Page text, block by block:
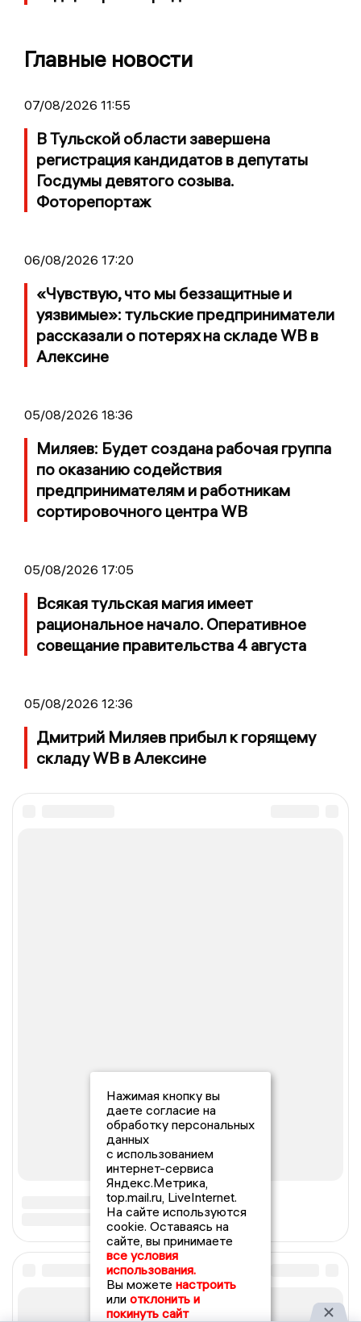
Главные новости
07/08/2026 11:55
В Тульской области завершена
регистрация кандидатов в депутаты
Госдумы девятого созыва.
Фоторепортаж
06/08/2026 17:20
«Чувствую, что мы беззащитные и
уязвимые»: тульские предприниматели
рассказали о потерях на складе WB в
Алексине
05/08/2026 18:36
Миляев: Будет создана рабочая группа
по оказанию содействия
предпринимателям и работникам
сортировочного центра WB
05/08/2026 17:05
Всякая тульская магия имеет
рациональное начало. Оперативное
совещание правительства 4 августа
05/08/2026 12:36
Дмитрий Миляев прибыл к горящему
складу WB в Алексине
Нажимая кнопку вы
даете согласие на
обработку персональных
данных
с использованием
интернет-сервиса
Яндекс.Метрика,
top.mail.ru, LiveInternet.
На сайте используются
cookie. Оставаясь на
сайте, вы принимаете
все условия
использования.
Вы можете настроить
или отклонить и
покинуть сайт